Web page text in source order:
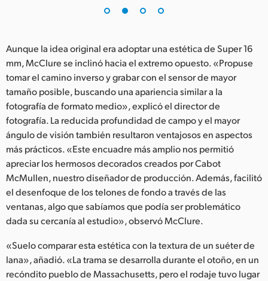
Aunque la idea original era adoptar una estética de Super 16
mm, McClure se inclinó hacia el extremo opuesto. «Propuse
tomar el camino inverso y grabar con el sensor de mayor
tamaño posible, buscando una apariencia similar a la
fotografía de formato medio», explicó el director de
fotografía. La reducida profundidad de campo y el mayor
ángulo de visión también resultaron ventajosos en aspectos
más prácticos. «Este encuadre más amplio nos permitió
apreciar los hermosos decorados creados por Cabot
McMullen, nuestro diseñador de producción. Además, facilitó
el desenfoque de los telones de fondo a través de las
ventanas, algo que sabíamos que podía ser problemático
dada su cercanía al estudio», observó McClure.
«Suelo comparar esta estética con la textura de un suéter de
lana», añadió. «La trama se desarrolla durante el otoño, en un
recóndito pueblo de Massachusetts, pero el rodaje tuvo lugar